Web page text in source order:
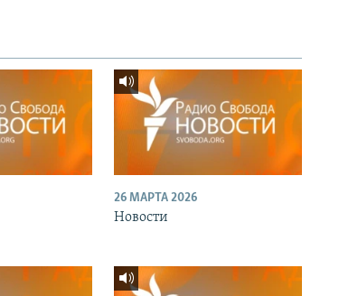
26 МАРТА 2026
Новости